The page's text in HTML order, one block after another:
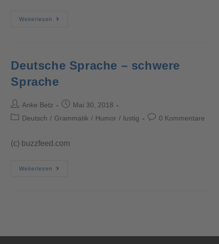
Weiterlesen
Deutsche Sprache – schwere
Sprache
Anke Betz
Mai 30, 2018
Deutsch / Grammatik / Humor / lustig 0 Kommentare
(c) buzzfeed.com
Weiterlesen